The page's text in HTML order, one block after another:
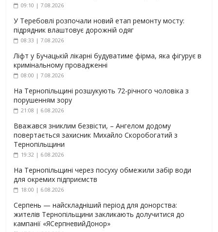
09:10 | 7.08.2026
У Теребовлі розпочали новий етап ремонту мосту:
підрядник влаштовує дорожній одяг
08:33 | 7.08.2026
Ліфт у Бучацькій лікарні будуватиме фірма, яка фігурує в
кримінальному провадженні
08:00 | 7.08.2026
На Тернопільщині розшукують 72-річного чоловіка з
порушенням зору
21:08 | 6.08.2026
Вважався зниклим безвісти, – Ангелом додому
повертається захисник Михайло Скоробогатий з
Тернопільщини
19:32 | 6.08.2026
На Тернопільщині через посуху обмежили забір води
для окремих підприємств
18:00 | 6.08.2026
Серпень — найскладніший період для донорства:
жителів Тернопільщини закликають долучитися до
кампанії «ЯСерпневийДонор»